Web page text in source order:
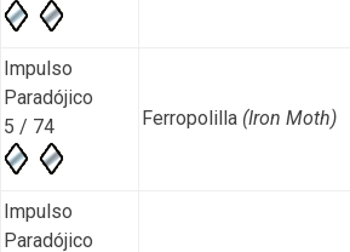
Impulso
Paradójico
5 / 74
Ferropolilla (Iron Moth)
Impulso
Paradójico